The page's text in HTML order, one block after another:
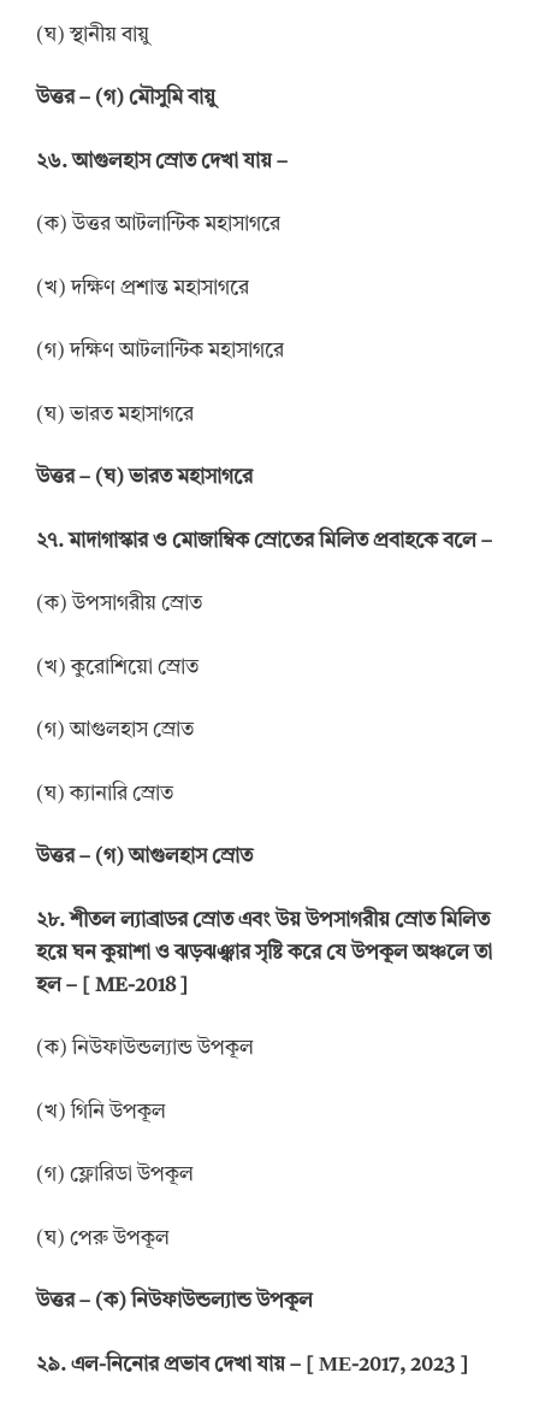
(ঘ) স্থানীয় বায়ু
উত্তর– (গ) মৌসুমি বায়ু
২৬. আগুলহাস স্রোত দেখা যায় –
(ক) উত্তর আটলান্টিক মহাসাগরে
(খ) দক্ষিণ প্রশান্ত মহাসাগরে
(গ) দক্ষিণ আটলান্টিক মহাসাগরে
(ঘ) ভারত মহাসাগরে
উত্তর– (ঘ) ভারত মহাসাগরে
২৭. মাদাগাস্কার ও মোজাম্বিক স্রোতের মিলিত প্রবাহকে বলে –
(ক) উপসাগরীয় স্রোত
(খ) কুরোশিয়ো স্রোত
(গ) আগুলহাস স্রোত
(ঘ) ক্যানারি স্রোত
উত্তর– (গ) আগুলহাস স্রোত
২৮. শীতল ল্যাব্রাডর স্রোত এবং উয় উপসাগরীয় স্রোত মিলিত
হয়ে ঘন কুয়াশা ও ঝড়ঝঞ্ঝার সৃষ্টি করে যে উপকূল অঞ্চলে তা
হল – [ ME-2018 ]
(ক) নিউফাউন্ডল্যান্ড উপকূল
(খ) গিনি উপকূল
(গ) ফ্লোরিডা উপকূল
(ঘ) পেরু উপকূল
উত্তর– (ক) নিউফাউন্ডল্যান্ড উপকূল
২৯. এল-নিনোর প্রভাব দেখা যায় – [ ΜΕ-2017, 2023 ]